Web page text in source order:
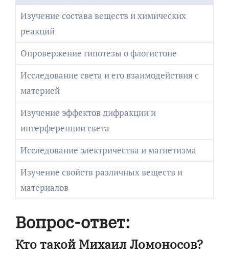
Изучение состава веществ и химических
реакций
Опровержение гипотезы о флогистоне
Исследование света и его взаимодействия с
материей
Изучение эффектов дифракции и
интерференции света
Исследование электричества и магнетизма
Изучение свойств различных веществ и
материалов
Вопрос-ответ:
Кто такой Михаил Ломоносов?